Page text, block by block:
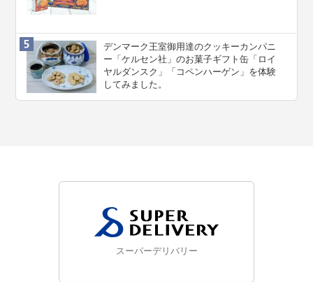
デンマーク王室御用達のクッキーカンパニ
ー「ケルセン社」のお菓子ギフト缶「ロイ
ヤルダンスク」「コペンハーゲン」を体験
してみました。
スーパーデリバリー